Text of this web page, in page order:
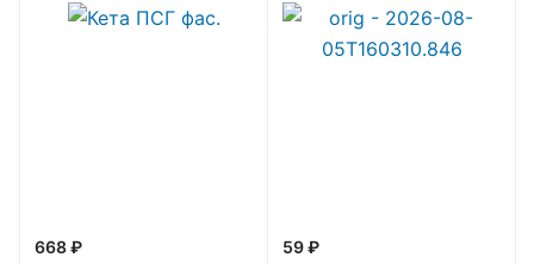
668 ₽
59 ₽